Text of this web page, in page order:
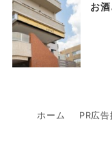
お
ホーム PR広